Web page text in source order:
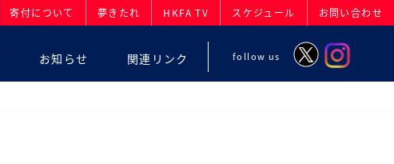
寄付について 夢きたれ HKFA TV スケジュール お問い合わせ
お知らせ 関連リンク follow us